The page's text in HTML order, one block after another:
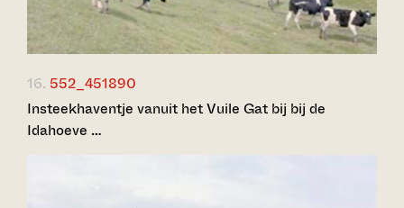
16. 552_451890
Insteekhaventje vanuit het Vuile Gat bij bij de
Idahoeve …